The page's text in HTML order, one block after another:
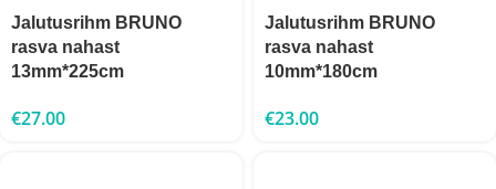
Jalutusrihm BRUNO
rasva nahast
13mm*225cm
€27.00
Jalutusrihm BRUNO
rasva nahast
10mm*180cm
€23.00